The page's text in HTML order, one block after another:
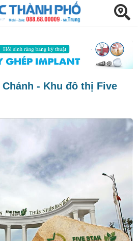
- Khu đô thị Five